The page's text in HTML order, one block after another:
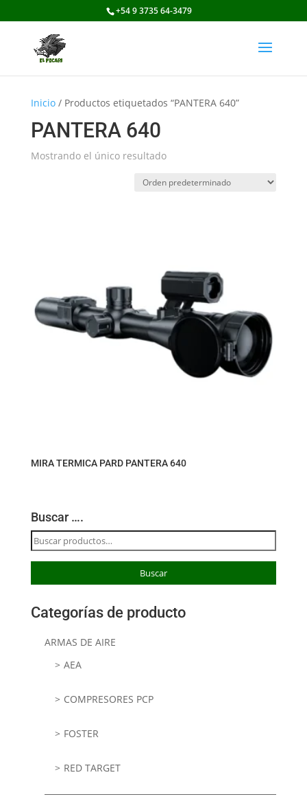
+54 9 3735 64-3479
Inicio/ Productos etiquetados “PANTERA 640”
PANTERA 640
Mostrando el único resultado
MIRA TERMICA PARD PANTERA 640
Buscar ….
Buscar
por:
Buscar
Categorías de producto
ARMAS DE AIRE
AEA
COMPRESORES PCP
FOSTER
RED TARGET